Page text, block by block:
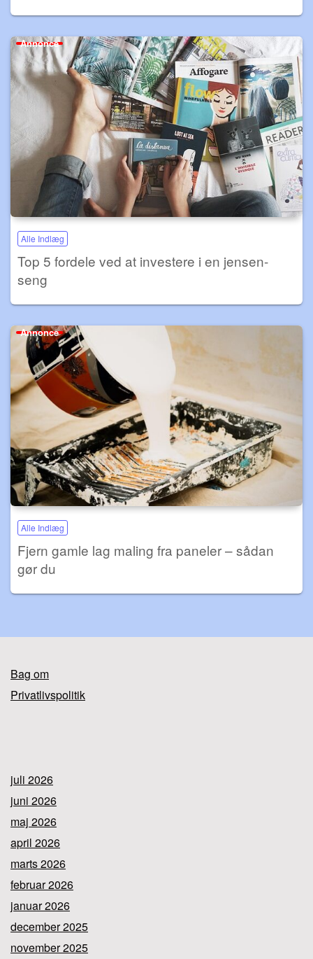
Annonce
Alle Indlæg
Top 5 fordele ved at investere i en jensen-
seng
Annonce
Alle Indlæg
Fjern gamle lag maling fra paneler – sådan
gør du
Bag om
Privatlivspolitik
juli 2026
juni 2026
maj 2026
april 2026
marts 2026
februar 2026
januar 2026
december 2025
november 2025